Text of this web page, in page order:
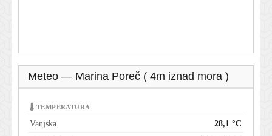
Meteo — Marina Poreč ( 4m iznad mora )
🌡 TEMPERATURA
Vanjska 28,1 °C